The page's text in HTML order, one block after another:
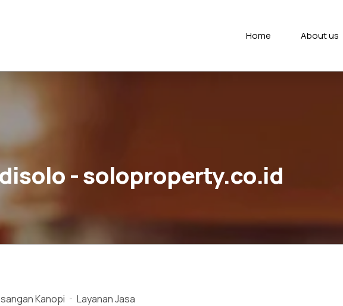
Home About us
- soloproperty.co.id
Kanopi Layanan Jasa